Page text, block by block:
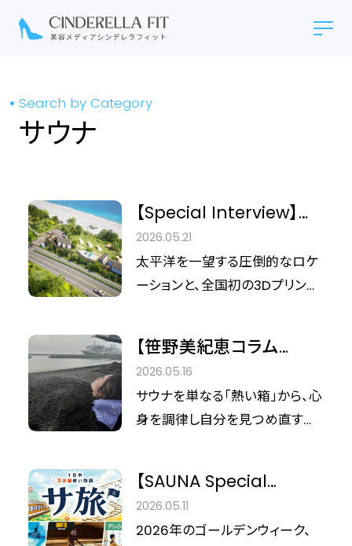
Search by Category
サウナ
【Special Interview】サ
ウナ×最新美容家電。高
知・芸西村で叶う「自分を
整える」最先端ウェルネス
2026.05.21
太平洋を一望する圧倒的なロケ
ーションと、全国初の3Dプリンテ
いま、この場所に美容やウェルネ
スへの感度が高いサウナーたち
が熱い視線を注いでいます。
2026年6月末までの期間限定で
ーカー「YA-MAN（ヤーマン）」と
の特別なコラボレーション。なか
でも、現在大変な人気を集めて
【笹野美紀恵コラム
vol.47】日本の自然資源
を美の原動力に。笹野美
紀恵が仕掛ける「温泉×
2026.05.16
サウナを単なる「熱い箱」から、心
身を調律し自分を見つめ直す聖
美紀恵さん。彼女の探求心は今、
さらなる深化を遂げています。 現
在、笹野さんが注目しているのは
【SAUNA Special
Interview】 サウナは「美
容の聖域」へ。中央線沿
2026.05.11
2026年のゴールデンウィーク、